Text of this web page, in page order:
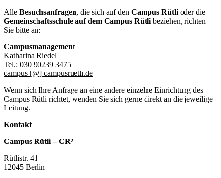
Alle Besuchsanfragen, die sich auf den Campus Rütli oder die
Gemeinschaftsschule auf dem Campus Rütli beziehen, richten
Sie bitte an:
Campusmanagement
Katharina Riedel
Tel.: 030 90239 3475
campus [@] campusruetli.de
Wenn sich Ihre Anfrage an eine andere einzelne Einrichtung des
Campus Rütli richtet, wenden Sie sich gerne direkt an die jeweilige
Leitung.
Kontakt
Campus Rütli – CR²
Rütlistr. 41
12045 Berlin